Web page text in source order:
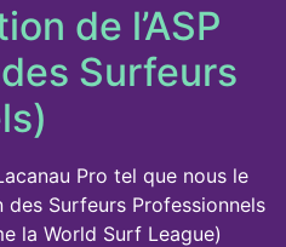
de l’ASP
Surfeurs
Pro tel que nous le
des Surfeurs Professionnels
la World Surf League)